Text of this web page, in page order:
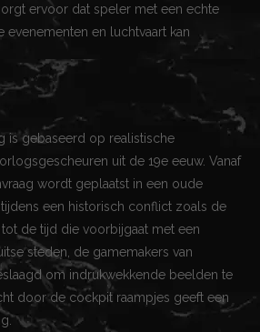
ervoor dat speler met een echte
evenementen en luchtvaart kan
is gebaseerd op realistische
uit de 19e eeuw. Vanaf
wordt geplaatst in een oude
een historisch conflict zoals de
de tijd die voorbijgaat met een
steden, de gamemakers van
om indrukwekkende beelden te
door de cockpit raampjes geeft een